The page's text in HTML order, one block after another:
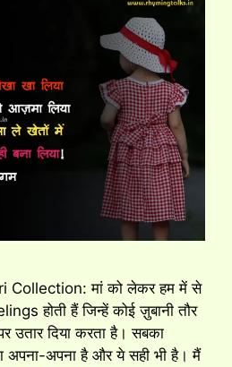
Collection: मां को लेकर हम में से
होती हैं जिन्हें कोई ज़ुबानी तौर
उतार दिया करता है। सबका
अपना है और ये सही भी है। मैं